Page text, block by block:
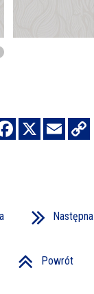
Następna
Powrót